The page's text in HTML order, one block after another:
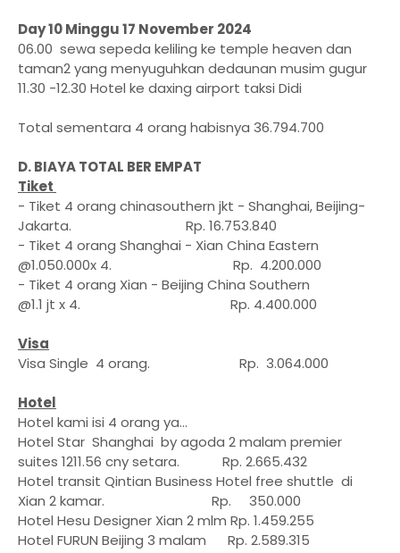
Day 10 Minggu 17 November 2024
06.00 sewa sepeda keliling ke temple heaven dan
taman2 yang menyuguhkan dedaunan musim gugur
11.30 -12.30 Hotel ke daxing airport taksi Didi
Total sementara 4 orang habisnya 36.794.700
D. BIAYA TOTAL BER EMPAT
Tiket
- Tiket 4 orang chinasouthern jkt - Shanghai, Beijing-
Jakarta. Rp. 16.753.840
- Tiket 4 orang Shanghai - Xian China Eastern
@1.050.000x 4. Rp. 4.200.000
- Tiket 4 orang Xian - Beijing China Southern
@1.1 jt x 4. Rp. 4.400.000
Visa
Visa Single 4 orang. Rp. 3.064.000
Hotel
Hotel kami isi 4 orang ya...
Hotel Star Shanghai by agoda 2 malam premier
suites 1211.56 cny setara. Rp. 2.665.432
Hotel transit Qintian Business Hotel free shuttle di
Xian 2 kamar. Rp. 350.000
Hotel Hesu Designer Xian 2 mlm Rp. 1.459.255
Hotel FURUN Beijing 3 malam Rp. 2.589.315